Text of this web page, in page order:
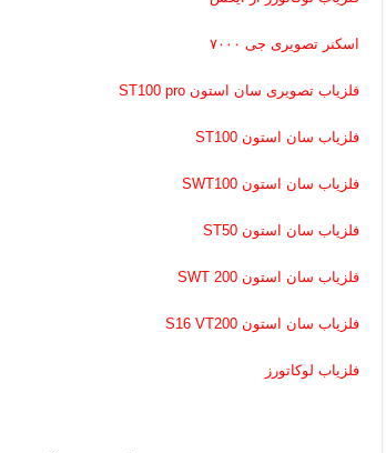
اسکنر تصویری جی ۷۰۰۰
فلزیاب تصویری سان استون ST100 pro
فلزیاب سان استون ST100
فلزیاب سان استون SWT100
فلزیاب سان استون ST50
فلزیاب سان استون SWT 200
فلزیاب سان استون S16 VT200
فلزیاب لوکاتورز